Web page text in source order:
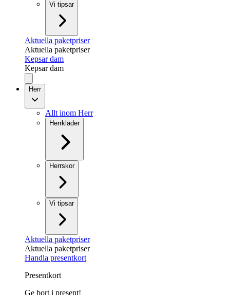
Vi tipsar
Aktuella paketpriser
Aktuella paketpriser
Kepsar dam
Kepsar dam
Herr
Allt inom Herr
Herrkläder
Herrskor
Vi tipsar
Aktuella paketpriser
Aktuella paketpriser
Handla presentkort
Presentkort
Ge bort i present!